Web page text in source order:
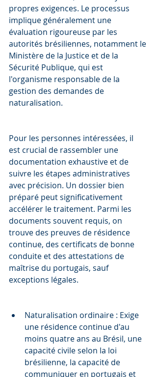
propres exigences. Le processus
implique généralement une
évaluation rigoureuse par les
autorités brésiliennes, notamment le
Ministère de la Justice et de la
Sécurité Publique, qui est
l'organisme responsable de la
gestion des demandes de
naturalisation.
Pour les personnes intéressées, il
est crucial de rassembler une
documentation exhaustive et de
suivre les étapes administratives
avec précision. Un dossier bien
préparé peut significativement
accélérer le traitement. Parmi les
documents souvent requis, on
trouve des preuves de résidence
continue, des certificats de bonne
conduite et des attestations de
maîtrise du portugais, sauf
exceptions légales.
Naturalisation ordinaire : Exige
une résidence continue d'au
moins quatre ans au Brésil, une
capacité civile selon la loi
brésilienne, la capacité de
communiquer en portugais et